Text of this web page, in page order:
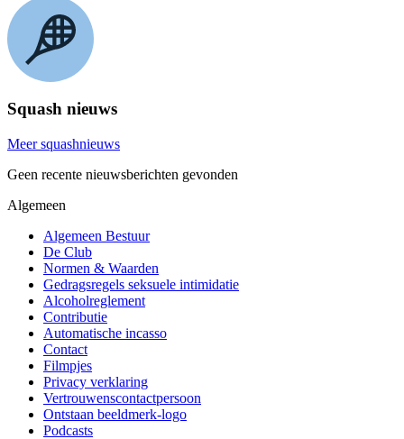
Squash nieuws
Meer squashnieuws
Geen recente nieuwsberichten gevonden
Algemeen
Algemeen Bestuur
De Club
Normen & Waarden
Gedragsregels seksuele intimidatie
Alcoholreglement
Contributie
Automatische incasso
Contact
Filmpjes
Privacy verklaring
Vertrouwenscontactpersoon
Ontstaan beeldmerk-logo
Podcasts